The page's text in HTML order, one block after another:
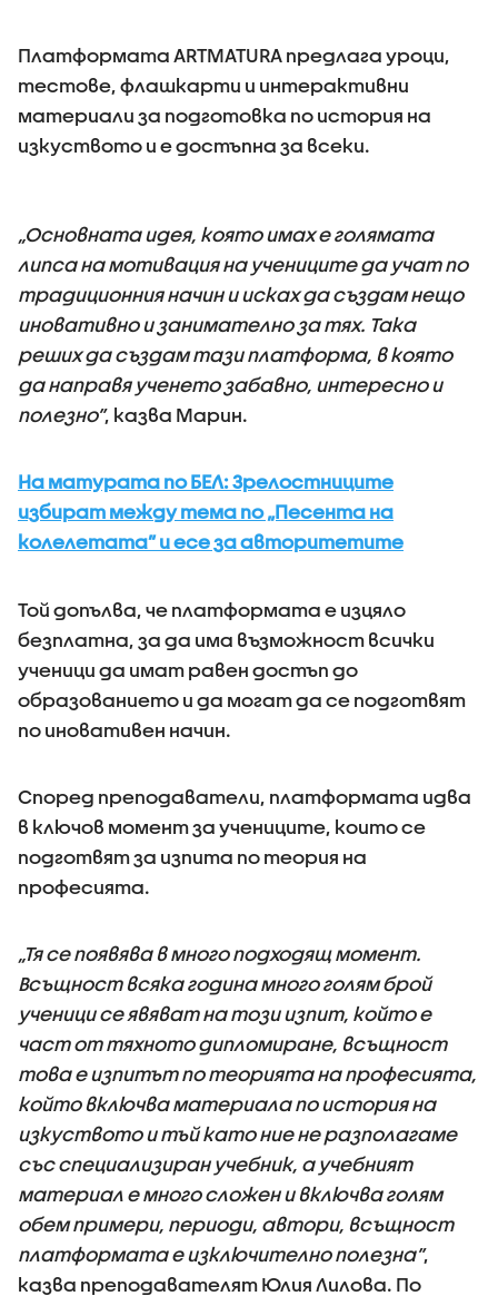
Платформата ARTMATURA предлага уроци,
тестове, флашкарти и интерактивни
материали за подготовка по история на
изкуството и е достъпна за всеки.
„Основната идея, която имах е голямата
липса на мотивация на учениците да учат по
традиционния начин и исках да създам нещо
иновативно и занимателно за тях. Така
реших да създам тази платформа, в която
да направя ученето забавно, интересно и
полезно”, казва Марин.
На матурата по БЕЛ: Зрелостниците
избират между тема по „Песента на
колелетата” и есе за авторитетите
Той допълва, че платформата е изцяло
безплатна, за да има възможност всички
ученици да имат равен достъп до
образованието и да могат да се подготвят
по иновативен начин.
Според преподаватели, платформата идва
в ключов момент за учениците, които се
подготвят за изпита по теория на
професията.
„Тя се появява в много подходящ момент.
Всъщност всяка година много голям брой
ученици се явяват на този изпит, който е
част от тяхното дипломиране, всъщност
това е изпитът по теорията на професията,
който включва материала по история на
изкуството и тъй като ние не разполагаме
със специализиран учебник, а учебният
материал е много сложен и включва голям
обем примери, периоди, автори, всъщност
платформата е изключително полезна”,
казва преподавателят Юлия Лилова. По